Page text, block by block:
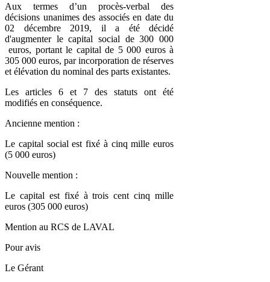
Aux termes d’un procès-verbal des
décisions unanimes des associés en date du
02 décembre 2019, il a été décidé
d'augmenter le capital social de 300 000
euros, portant le capital de 5 000 euros à
305 000 euros, par incorporation de réserves
et élévation du nominal des parts existantes.
Les articles 6 et 7 des statuts ont été
modifiés en conséquence.
Ancienne mention :
Le capital social est fixé à cinq mille euros
(5 000 euros)
Nouvelle mention :
Le capital est fixé à trois cent cinq mille
euros (305 000 euros)
Mention au RCS de LAVAL
Pour avis
Le Gérant